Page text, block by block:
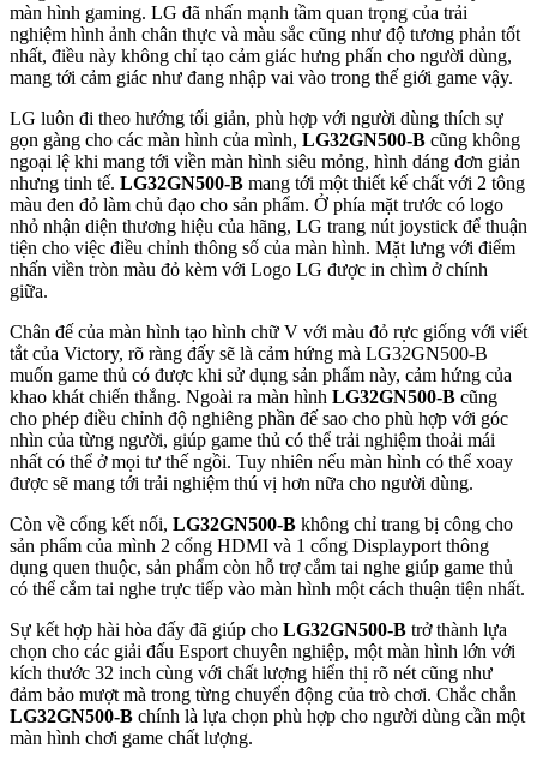
màn hình gaming. LG đã nhấn mạnh tầm quan trọng của trải
nghiệm hình ảnh chân thực và màu sắc cũng như độ tương phản tốt
nhất, điều này không chỉ tạo cảm giác hưng phấn cho người dùng,
mang tới cảm giác như đang nhập vai vào trong thế giới game vậy.
LG luôn đi theo hướng tối giản, phù hợp với người dùng thích sự
gọn gàng cho các màn hình của mình, LG32GN500-B cũng không
ngoại lệ khi mang tới viền màn hình siêu mỏng, hình dáng đơn giản
nhưng tinh tế. LG32GN500-B mang tới một thiết kế chất với 2 tông
màu đen đỏ làm chủ đạo cho sản phẩm. Ở phía mặt trước có logo
nhỏ nhận diện thương hiệu của hãng, LG trang nút joystick để thuận
tiện cho việc điều chỉnh thông số của màn hình. Mặt lưng với điểm
nhấn viền tròn màu đỏ kèm với Logo LG được in chìm ở chính
giữa.
Chân đế của màn hình tạo hình chữ V với màu đỏ rực giống với viết
tắt của Victory, rõ ràng đấy sẽ là cảm hứng mà LG32GN500-B
muốn game thủ có được khi sử dụng sản phẩm này, cảm hứng của
khao khát chiến thắng. Ngoài ra màn hình LG32GN500-B cũng
cho phép điều chỉnh độ nghiêng phần đế sao cho phù hợp với góc
nhìn của từng người, giúp game thủ có thể trải nghiệm thoải mái
nhất có thể ở mọi tư thế ngồi. Tuy nhiên nếu màn hình có thể xoay
được sẽ mang tới trải nghiệm thú vị hơn nữa cho người dùng.
Còn về cổng kết nối, LG32GN500-B không chỉ trang bị công cho
sản phẩm của mình 2 cổng HDMI và 1 cổng Displayport thông
dụng quen thuộc, sản phẩm còn hỗ trợ cắm tai nghe giúp game thủ
có thể cắm tai nghe trực tiếp vào màn hình một cách thuận tiện nhất.
Sự kết hợp hài hòa đấy đã giúp cho LG32GN500-B trở thành lựa
chọn cho các giải đấu Esport chuyên nghiệp, một màn hình lớn với
kích thước 32 inch cùng với chất lượng hiển thị rõ nét cũng như
đảm bảo mượt mà trong từng chuyển động của trò chơi. Chắc chắn
LG32GN500-B chính là lựa chọn phù hợp cho người dùng cần một
màn hình chơi game chất lượng.